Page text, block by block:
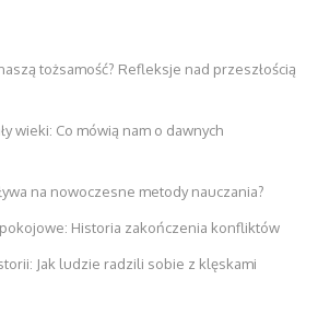
tożsamość? Refleksje nad przeszłością
wieki: Co mówią nam o dawnych
na nowoczesne metody nauczania?
Historia zakończenia konfliktów
Jak ludzie radzili sobie z klęskami